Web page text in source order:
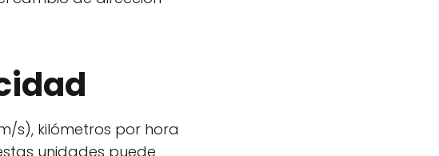
s), kilómetros por hora
unidades puede